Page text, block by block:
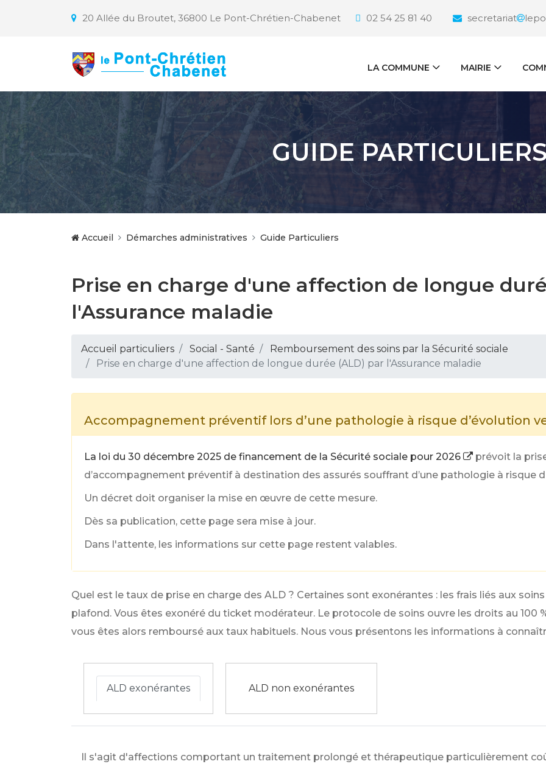
20 Allée du Broutet, 36800 Le Pont-Chrétien-Chabenet 02 54 25 81 40 secretariat
LA COMMUNE MAIRIE
GUIDE
Accueil Démarches administratives Guide Particuliers
Prise en charge d'une affection de longue
l'Assurance maladie
Accueil particuliers Social - Santé
Remboursement des soins par la Sécurité sociale
Prise en charge d'une affection de longue durée (ALD) par l'Assurance maladie
Accompagnement préventif lors d’une pathologie à risque d’évolution
La loi du 30 décembre 2025 de financement de la Sécurité sociale pour 2026
prévoit la
d’accompagnement préventif à destination des assurés souffrant d’une pathologie à risque
Un décret doit organiser la mise en œuvre de cette mesure.
Dès sa publication, cette page sera mise à jour.
Dans l'attente, les informations sur cette page restent valables.
Quel est le taux de prise en charge des ALD ? Certaines sont exonérantes : les frais liés aux
plafond. Vous êtes exonéré du ticket modérateur. Le protocole de soins ouvre les droits au 100
vous êtes alors remboursé aux taux habituels. Nous vous présentons les informations à
ALD exonérantes ALD non exonérantes
Il s'agit d'affections comportant un traitement prolongé et thérapeutique particulièrement